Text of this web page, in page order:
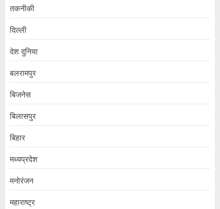
तकनीकी
दिल्ली
देश दुनिया
बलरामपुर
बिजनेस
बिलासपुर
बिहार
मध्यप्रदेश
मनोरंजन
महाराष्ट्र